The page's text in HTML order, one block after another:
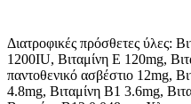
Διατροφικές πρόσθετες ύλες:
1200IU, Βιταμίνη E 120mg,
παντοθενικό ασβέστιο 12mg,
4.8mg, Βιταμίνη B1 3.6mg,